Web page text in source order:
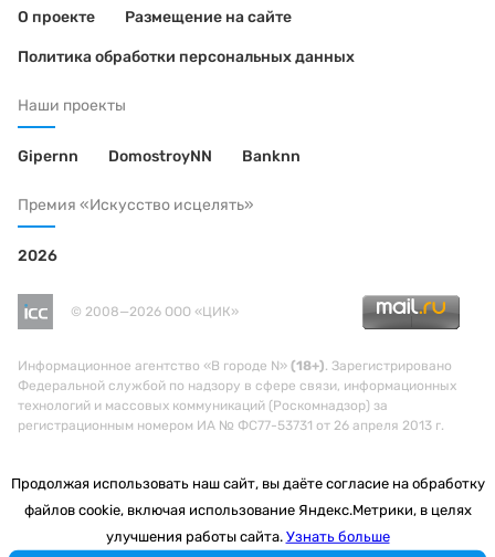
О проекте Размещение на сайте
Политика обработки персональных данных
Наши проекты
Gipernn DomostroyNN Banknn
Премия «Искусство исцелять»
2026
© 2008—2026 ООО «ЦИК»
Информационное агентство «В городе N» (18+). Зарегистрировано
Федеральной службой по надзору в сфере связи, информационных
технологий и массовых коммуникаций (Роскомнадзор) за
регистрационным номером ИА № ФС77-53731 от 26 апреля 2013 г.
Продолжая использовать наш сайт, вы даёте согласие на обработку
файлов cookie, включая использование Яндекс.Метрики, в целях
улучшения работы сайта. Узнать больше